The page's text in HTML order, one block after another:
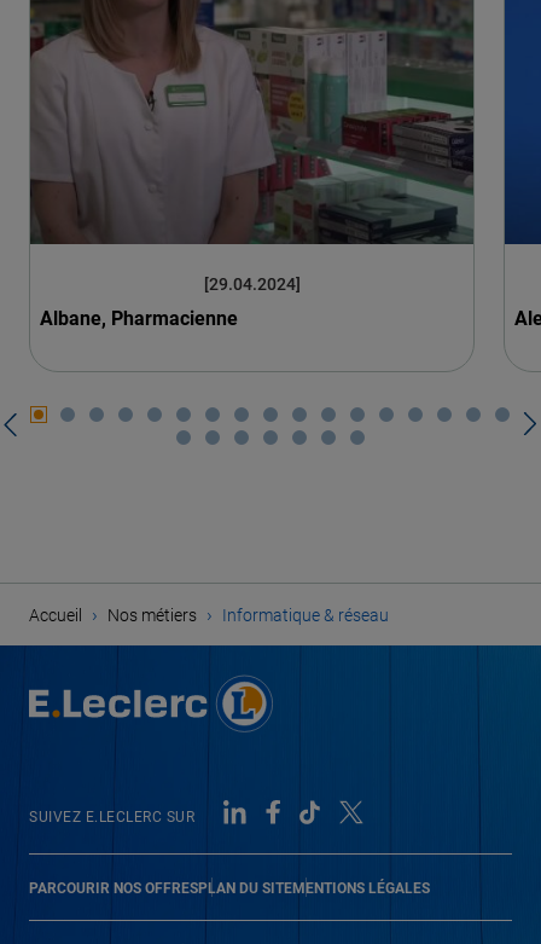
[29.04.2024]
Albane, Pharmacienne
Accueil › Nos métiers › Informatique & réseau
PARCOURIR NOS OFFRESPLAN DU SITEMENTIONS LÉGALES
SUIVEZ E.LECLERC SUR